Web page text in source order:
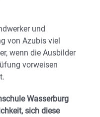
und
von Azubis viel
wenn die Ausbilder
vorweisen
Wasserburg
sich diese